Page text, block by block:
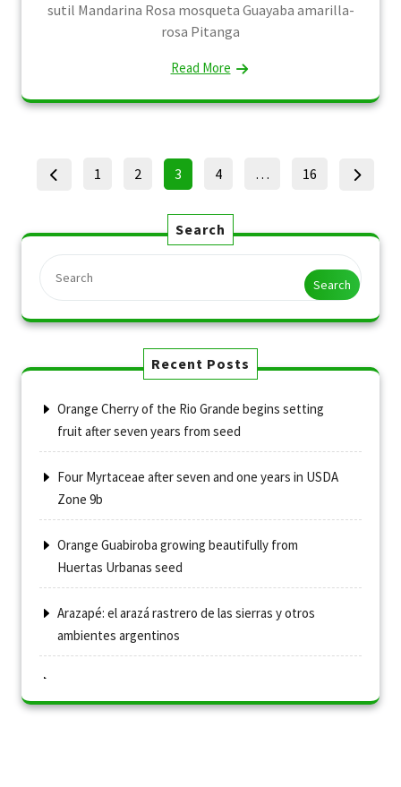
sutil Mandarina Rosa mosqueta Guayaba amarilla-
rosa Pitanga
Read More
Posts
Page
1 Page
2 Page
3 Page
4 … Page
16
Search
Search
Recent Posts
Orange Cherry of the Rio Grande begins setting
fruit after seven years from seed
Four Myrtaceae after seven and one years in USDA
Zone 9b
Orange Guabiroba growing beautifully from
Huertas Urbanas seed
Arazapé: el arazá rastrero de las sierras y otros
ambientes argentinos